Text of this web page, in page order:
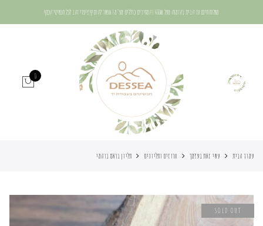
משלוח חינם עד הבית בהזמנה מעל 400₪ | המחירים כוללים מע"מ | אפשר להוסיף ציפוי זהב לכל תכשיטי הכסף
0
עמוד הבית עשי זאת בעצמך חרוזים ותליונים תליון בראס בוהמי
SOLD OUT